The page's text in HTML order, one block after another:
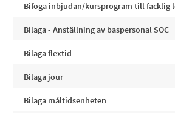
Bifoga inbjudan/kursprogram till facklig
Bilaga - Anställning av baspersonal SOC
Bilaga flextid
Bilaga jour
Bilaga måltidsenheten